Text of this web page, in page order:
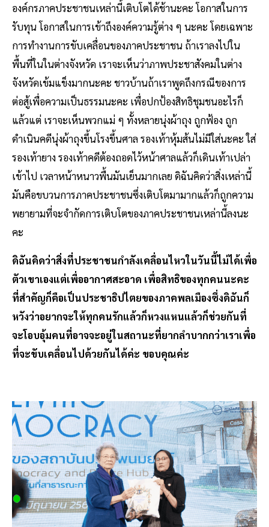
องค์กรภาคประชาชนเหล่านี้เติบโตได้ช้านะคะ โอกาสในการ
รับทุน โอกาสในการเข้าถึงองค์ความรู้ต่าง ๆ นะคะ โดยเฉพาะ
การทำงานการขับเคลื่อนของภาคประชาชน ถ้าเราลงไปใน
พื้นที่ในในต่างจังหวัด เราจะเห็นว่าภาพประชาสังคมในต่าง
จังหวัดเข้มแข็งมากนะคะ ชาวบ้านถ้าเราพูดถึงกรณีของการ
ต่อสู้เพื่อความเป็นธรรมนะคะ เพื่อปกป้องสิทธิชุมชนอะไรก็
แล้วแต่ เราจะเห็นพวกแม่ ๆ ทั้งหลายนุ่งผ้าถุง ถูกฟ้อง ถูก
ดำเนินคดีนุ่งผ้าถุงขึ้นโรงขึ้นศาล รองเท้าหุ้มส้นไม่มีใส่นะคะ ใส่
รองเท้ายาง รองเท้าคดีต้องถอดไว้หน้าศาลแล้วก็เดินเท้าเปล่า
เข้าไป เวลาหน้าหนาวพื้นมันเย็นมากเลย ดิฉันคิดว่าสิ่งเหล่านี้
มันคือขบวนการภาคประชาชนซึ่งเติบโตมามากแล้วก็ถูกความ
พยายามที่จะจำกัดการเติบโตของภาคประชาชนเหล่านี้ลงนะ
คะ
ดิฉันคิดว่าสิ่งที่ประชาชนกำลังเคลื่อนไหวในวันนี้ไม่ได้เพื่อ
ตัวเขาเองแต่เพื่ออากาศสะอาด เพื่อสิทธิของทุกคนนะคะ
ที่สำคัญก็คือเป็นประชาธิปไตยของภาคพลเมืองซึ่งดิฉันก็
หวังว่าอยากจะให้ทุกคนรักแล้วก็หวงแหนแล้วก็ช่วยกันที่
จะโอบอุ้มคนที่อาจจะอยู่ในสถานะที่ยากลำบากกว่าเราเพื่อ
ที่จะขับเคลื่อนไปด้วยกันได้ค่ะ ขอบคุณค่ะ